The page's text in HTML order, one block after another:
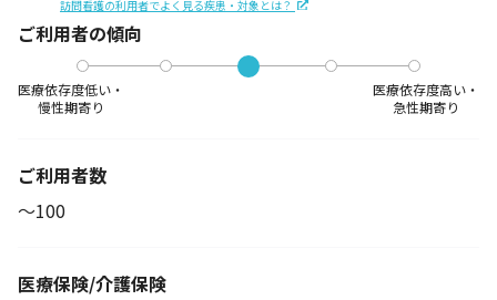
訪問看護の利用者でよく見る疾患・対象とは？
ご利用者の傾向
医療依存度低い・
慢性期寄り
医療依存度高い・
急性期寄り
ご利用者数
〜100
医療保険/介護保険